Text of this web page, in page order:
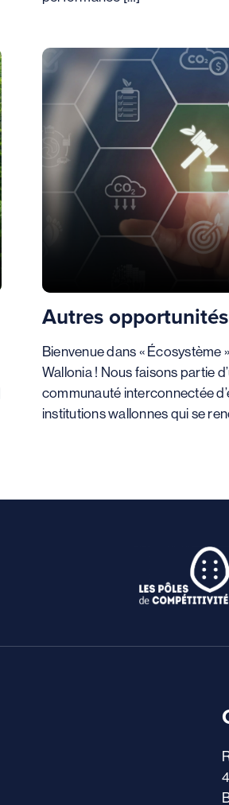
Autres opportunités
Bienvenue dans « Écosystème
Wallonia ! Nous faisons partie
communauté interconnectée
institutions wallonnes qui se